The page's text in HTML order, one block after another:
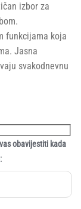
izbor za
funkcijama koja
Jasna
svakodnevnu
obavijestiti kada
: